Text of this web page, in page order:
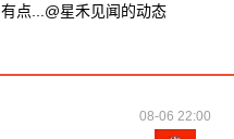
有点...@星禾见闻的动态
08-06 22:00